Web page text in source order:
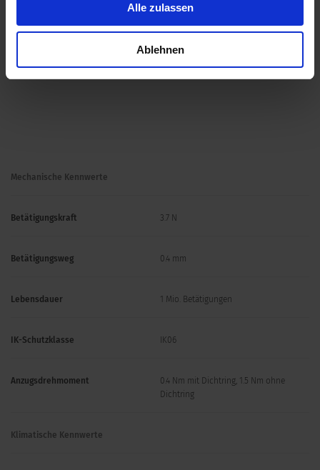
Alle zulassen
Ablehnen
Mechanische Kennwerte
Betätigungskraft 3.7 N
Betätigungsweg 0.4 mm
Lebensdauer 1 Mio. Betätigungen
IK-Schutzklasse IK06
Anzugsdrehmoment
0.4 Nm mit Dichtring, 1.5 Nm ohne
Dichtring
Klimatische Kennwerte